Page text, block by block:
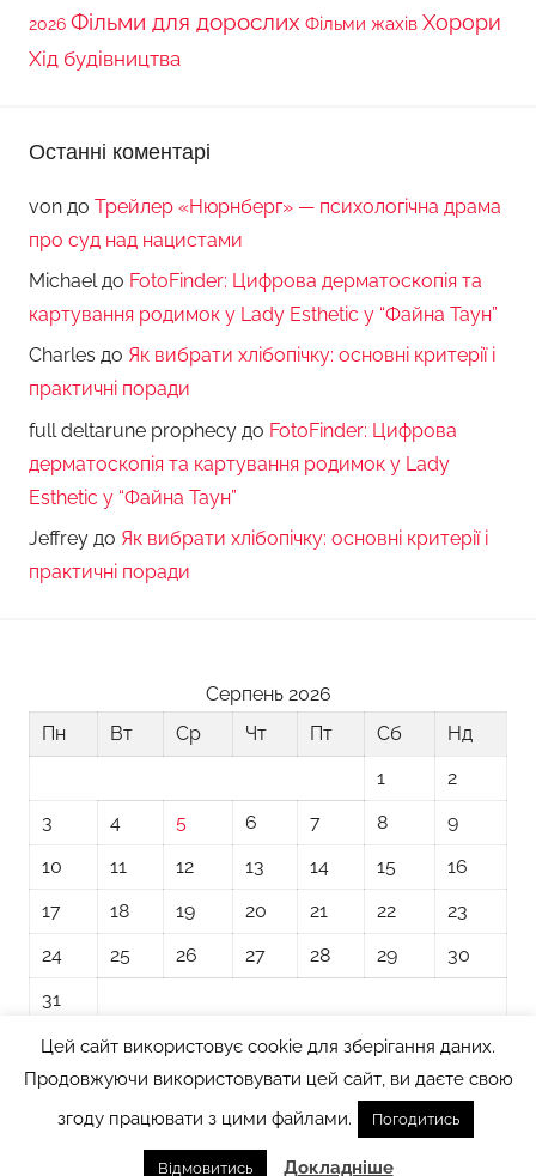
2026 Фільми для дорослих Фільми жахів Хорори
Хід будівництва
Останні коментарі
von до Трейлер «Нюрнберг» — психологічна драма
про суд над нацистами
Michaelдо FotoFinder: Цифрова дерматоскопія та
картування родимок у Lady Esthetic у “Файна Таун”
Charles до Як вибрати хлібопічку: основні критерії і
практичні поради
full deltarune prophecy до FotoFinder: Цифрова
дерматоскопія та картування родимок у Lady
Esthetic у “Файна Таун”
Jeffrey до Як вибрати хлібопічку: основні критерії і
практичні поради
Серпень 2026
Пн
Вт Ср Чт Пт Сб
Нд
1
2
3
4 5 6 7 8
9
10
11 12 13 14 15
16
17
18 19 20 21 22
23
24
25 26 27 28 29
30
31
« Лип
Тема WordPress: Donovan від ThemeZee.
Цей сайт використовує cookie для зберігання даних.
Продовжуючи використовувати цей сайт, ви даєте свою
згоду працювати з цими файлами.
Погодитись
Відмовитись Докладніше